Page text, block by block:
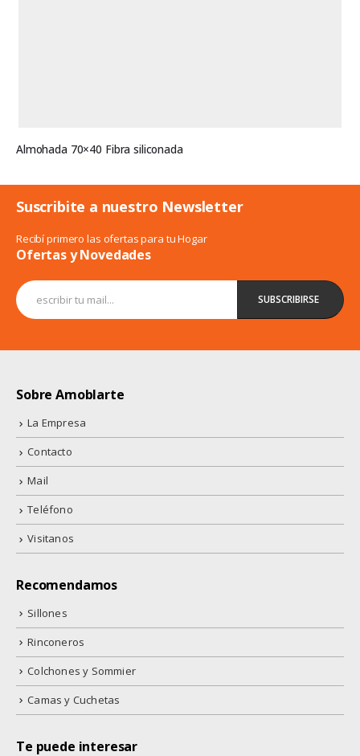
Almohada 70×40 Fibra siliconada
Suscribite a nuestro Newsletter
Recibí primero las ofertas para tu Hogar
Ofertas y Novedades
Sobre Amoblarte
La Empresa
Contacto
Mail
Teléfono
Visitanos
Recomendamos
Sillones
Rinconeros
Colchones y Sommier
Camas y Cuchetas
Te puede interesar